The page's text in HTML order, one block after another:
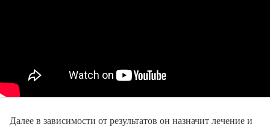
Далее в зависимости от результатов он назначит лечение и